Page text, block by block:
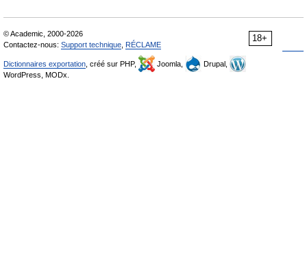
18+
© Academic, 2000-2026
Contactez-nous: Support technique RÉCLAME
Dictionnaires exportation , créé sur PHP, Joomla,
Drupal,
WordPress, MODx.